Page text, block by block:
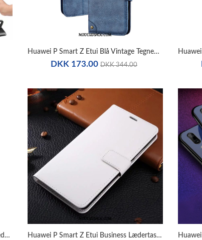
Huawei P Smart Z Etui Blå Vintage Tegnebog Lædertaske Beskyttelse
DKK 173.00 DKK 344.00
Huawei P Smart Z Etui Silikone Folio Lædertaske Sol Blød Huawei P Smart Z Etui Business Lædertaske Folio Cover Hængende Ornamenter